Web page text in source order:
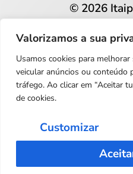
Valorizamos a sua
Usamos cookies para melhorar
veicular anúncios ou conteúdo
tráfego. Ao clicar em “Aceitar
de cookies.
Customizar
© 2026
Privacidade e
Português